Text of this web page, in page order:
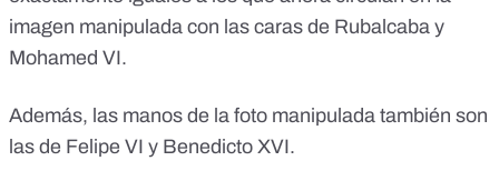
imagen manipulada con las caras de Rubalcaba y
Mohamed VI.
Además, las manos de la foto manipulada también son
las de Felipe VI y Benedicto XVI.